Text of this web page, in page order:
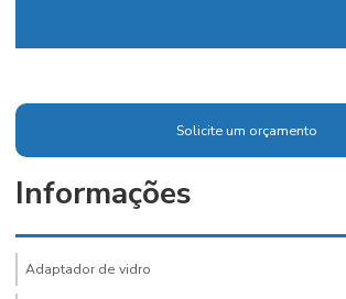
Solicite um orçamento
Informações
Adaptador de vidro